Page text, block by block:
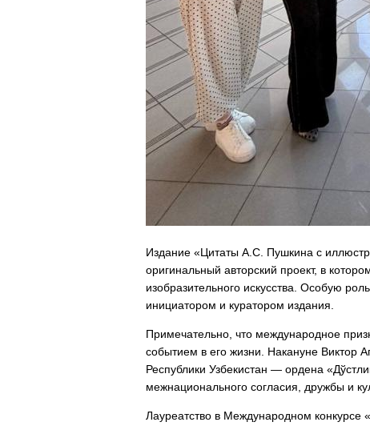
Издание «Цитаты А.С. Пушкина с
оригинальный авторский проект, в
изобразительного искусства. Особую
инициатором и куратором издания.
Примечательно, что международное
событием в его жизни. Накануне Виктор
Республики Узбекистан — ордена
межнационального согласия, дружбы и
Лауреатство в Международном конкурсе